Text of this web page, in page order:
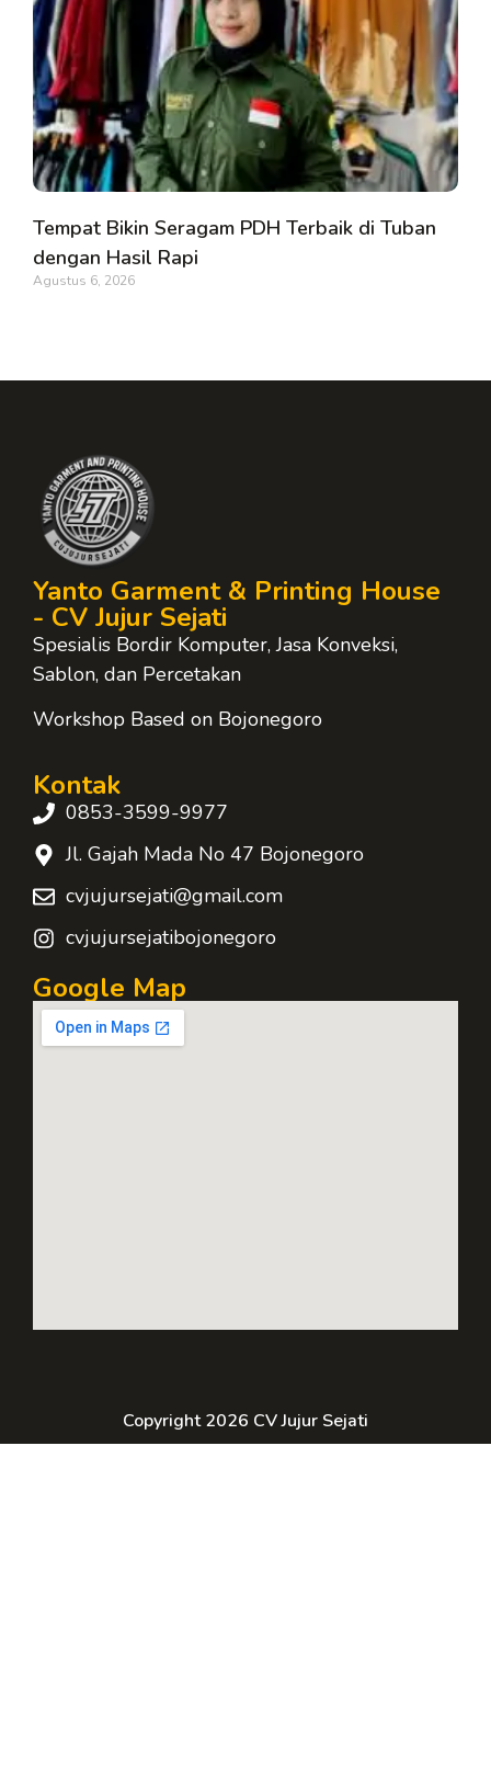
Tempat Bikin Seragam PDH Terbaik di Tuban
dengan Hasil Rapi
Agustus 6, 2026
Yanto Garment & Printing House
- CV Jujur Sejati
Spesialis Bordir Komputer, Jasa Konveksi,
Sablon, dan Percetakan
Workshop Based on Bojonegoro
Kontak
0853-3599-9977
Jl. Gajah Mada No 47 Bojonegoro
cvjujursejati@gmail.com
cvjujursejatibojonegoro
Google Map
Copyright 2026 CV Jujur Sejati